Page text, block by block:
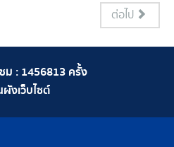
ต่อไป
ม :1456813 ครั้ง
งเว็บไซต์